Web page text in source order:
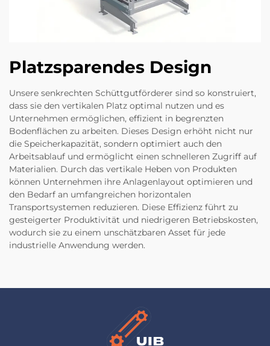
Platzsparendes Design
Unsere senkrechten Schüttgutförderer sind so konstruiert,
dass sie den vertikalen Platz optimal nutzen und es
Unternehmen ermöglichen, effizient in begrenzten
Bodenflächen zu arbeiten. Dieses Design erhöht nicht nur
die Speicherkapazität, sondern optimiert auch den
Arbeitsablauf und ermöglicht einen schnelleren Zugriff auf
Materialien. Durch das vertikale Heben von Produkten
können Unternehmen ihre Anlagenlayout optimieren und
den Bedarf an umfangreichen horizontalen
Transportsystemen reduzieren. Diese Effizienz führt zu
gesteigerter Produktivität und niedrigeren Betriebskosten,
wodurch sie zu einem unschätzbaren Asset für jede
industrielle Anwendung werden.